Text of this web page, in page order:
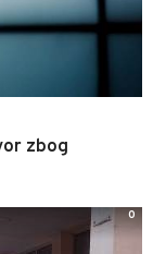
zbog
0